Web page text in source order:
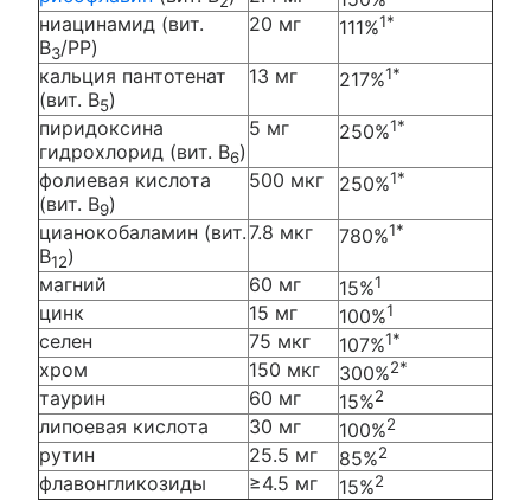
ниацинамид (вит.
B3/PP)
20 мг 111%1*
кальция пантотенат
(вит. B5)
13 мг 217%1*
пиридоксина
гидрохлорид (вит. B6)
5 мг 250%1*
фолиевая кислота
(вит. B9)
500 мкг 250%1*
цианокобаламин (вит.
B12)
7.8 мкг 780%1*
магний 60 мг 15%1
цинк 15 мг 100%1
селен 75 мкг 107%1*
хром 150 мкг 300%2*
таурин 60 мг 15%2
липоевая кислота 30 мг 100%2
рутин 25.5 мг 85%2
флавонгликозиды ≥4.5 мг 15%2